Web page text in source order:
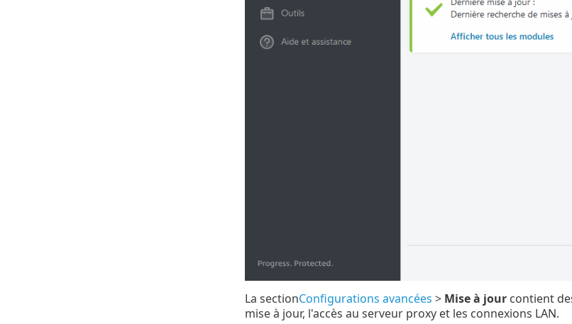
La sectionConfigurations avancées > Mise à jourcontient
mise à jour, l'accès au serveur proxy et les connexions LAN.